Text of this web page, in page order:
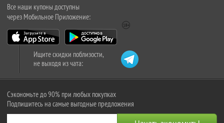
Все наши купоны доступны
через Мобильное Приложение:
Ищите скидки поблизости,
не выходя из чата:
Сэкономьте до 90% при любых покупках
Подпишитесь на самые выгодные предложения